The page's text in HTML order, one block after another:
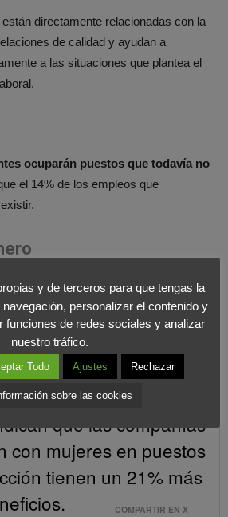
directamente relacionadas con la
de calidad y ayudan a
a las situaciones que plantea el
ocuparán puestos que todavía no
el 14% de los empleos que
en el trabajo ya hace años que se
en un momento de
femenina y reivindicación de su
La igualdad salarial y los cargos
más escuchadas.
que las compañías
con mujeres en puestos
tienen un 21% más
COMPARTIR EN X
y de terceros para que tengas la
personalizar el contenido y
funciones de redes sociales y analizar
nuestro tráfico.
Todo Ajustes Rechazar
sobre las cookies